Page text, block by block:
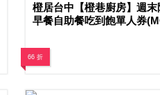
橙居台中【橙巷廚房】週末
早餐自助餐吃到飽單人券
66 折